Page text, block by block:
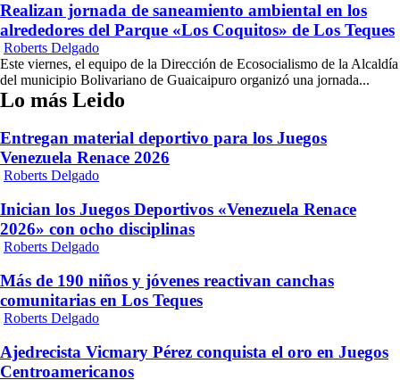
Realizan jornada de saneamiento ambiental en los
alrededores del Parque «Los Coquitos» de Los Teques
Roberts Delgado
Este viernes, el equipo de la Dirección de Ecosocialismo de la Alcaldía
del municipio Bolivariano de Guaicaipuro organizó una jornada...
Lo más Leido
Entregan material deportivo para los Juegos
Venezuela Renace 2026
Roberts Delgado
Inician los Juegos Deportivos «Venezuela Renace
2026» con ocho disciplinas
Roberts Delgado
Más de 190 niños y jóvenes reactivan canchas
comunitarias en Los Teques
Roberts Delgado
Ajedrecista Vicmary Pérez conquista el oro en Juegos
Centroamericanos